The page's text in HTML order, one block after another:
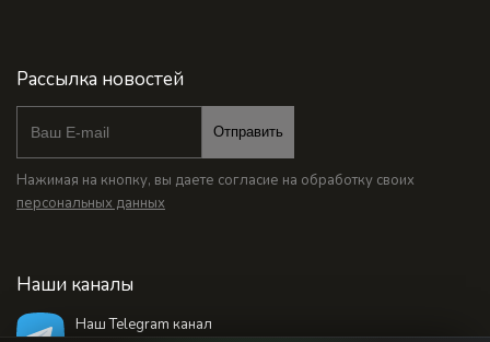
Рассылка новостей
Отправить
Нажимая на кнопку, вы даете согласие на обработку своих
персональных данных
Наши каналы
Наш Telegram канал